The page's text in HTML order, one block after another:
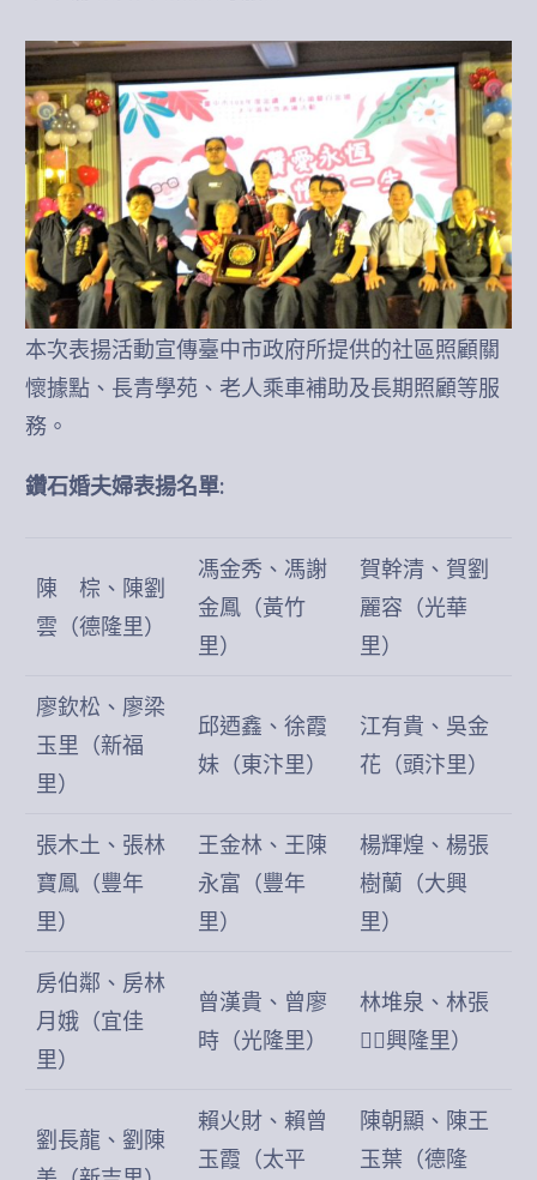
本次表揚活動宣傳臺中市政府所提供的社區照顧關
懷據點、長青學苑、老人乘車補助及長期照顧等服
務。
鑽石婚夫婦表揚名單:
陳 棕、陳劉
雲（德隆里）
馮金秀、馮謝
金鳳（黃竹
里）
賀幹清、賀劉
麗容（光華
里）
廖欽松、廖梁
玉里（新福
里）
邱迺鑫、徐霞
妹（東汴里）
江有貴、吳金
花（頭汴里）
張木土、張林
寶鳳（豐年
里）
王金林、王陳
永富（豐年
里）
楊輝煌、楊張
樹蘭（大興
里）
房伯鄰、房林
月娥（宜佳
里）
曾漢貴、曾廖
時（光隆里）
林堆泉、林張
（興隆里）
劉長龍、劉陳
賴火財、賴曾
玉霞（太平
陳朝顯、陳王
玉葉（德隆